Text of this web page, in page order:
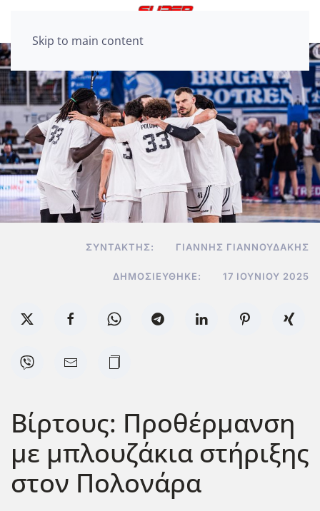
Skip to main content
ΣΥΝΤΆΚΤΗΣ: ΓΙΆΝΝΗΣ ΓΙΑΝΝΟΥΔΆΚΗΣ
ΔΗΜΟΣΙΕΎΘΗΚΕ: 17 ΙΟΥΝΊΟΥ 2025
Βίρτους: Προθέρμανση
με μπλουζάκια στήριξης
στον Πολονάρα